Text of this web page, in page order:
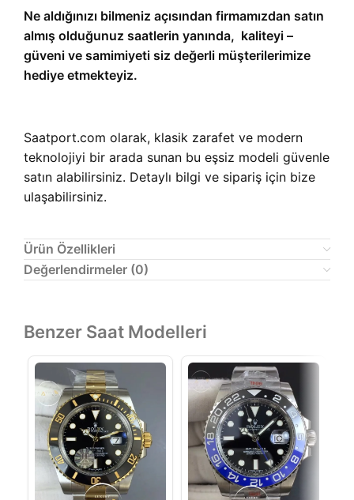
Ne aldığınızı bilmeniz açısından firmamızdan satın
almış olduğunuz saatlerin yanında, kaliteyi –
güveni ve samimiyeti siz değerli müşterilerimize
hediye etmekteyiz.
Saatport.com olarak, klasik zarafet ve modern
teknolojiyi bir arada sunan bu eşsiz modeli güvenle
satın alabilirsiniz. Detaylı bilgi ve sipariş için bize
ulaşabilirsiniz.
Ürün Özellikleri
Değerlendirmeler (0)
Benzer Saat Modelleri